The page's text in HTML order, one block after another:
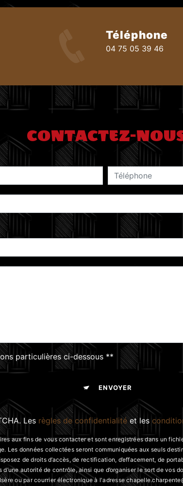
Téléphone
04 75 05 39 46
CONTACTEZ-
particulières ci-dessous **
ENVOYER
Les règles de confidentialitéet les
aux fins de vous contacter et sont enregistrées dans un
Les données collectées seront communiquées aux seuls
de droits d’accès, de rectification, d’effacement, de
autorité de contrôle, ainsi que d’organiser le sort de vos
ou par courrier électronique à l'adresse